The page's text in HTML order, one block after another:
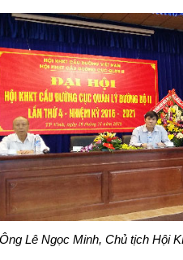
Ông Lê Ngọc Minh, Chủ tịch Hội
70 NĂM GTVT VIỆT
2015)